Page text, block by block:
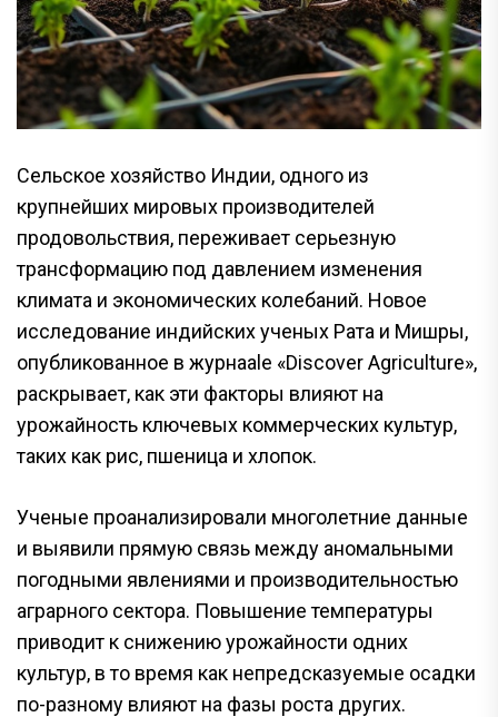
Сельское хозяйство Индии, одного из
крупнейших мировых производителей
продовольствия, переживает серьезную
трансформацию под давлением изменения
климата и экономических колебаний. Новое
исследование индийских ученых Рата и Мишры,
опубликованное в журнаale «Discover Agriculture»,
раскрывает, как эти факторы влияют на
урожайность ключевых коммерческих культур,
таких как рис, пшеница и хлопок.
Ученые проанализировали многолетние данные
и выявили прямую связь между аномальными
погодными явлениями и производительностью
аграрного сектора. Повышение температуры
приводит к снижению урожайности одних
культур, в то время как непредсказуемые осадки
по-разному влияют на фазы роста других.